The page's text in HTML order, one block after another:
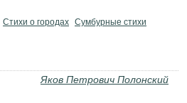
Стихи о городах Сумбурные стихи
Яков Петрович Полонский